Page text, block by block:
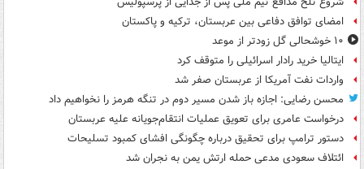
امضای توافق دفاعی بین عربستان، ترکیه و پاکستان
۱۰ خوشحالی گل زودتر از موعد
ایتالیا خرید رادار اسرائیلی را متوقف کرد
واردات نفت آمریکا از عربستان صفر شد
محسن رضایی: اجازه باز شدن مسیر دوم در تنگه هرمز را نخواهیم داد
درخواست عامری برای تعویق عملیات انتقام‌جویانه علیه عربستان
دستور ترامپ برای تحقیق درباره چگونگی افشای کمبود تسلیحات
ائتلاف سعودی مدعی حمله ارتش یمن به نجران شد